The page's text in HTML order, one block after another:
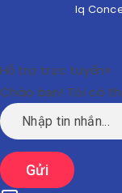
Iq
Hỗ trợ trực tuyến×
Chào bạn! Tôi có
Gửi